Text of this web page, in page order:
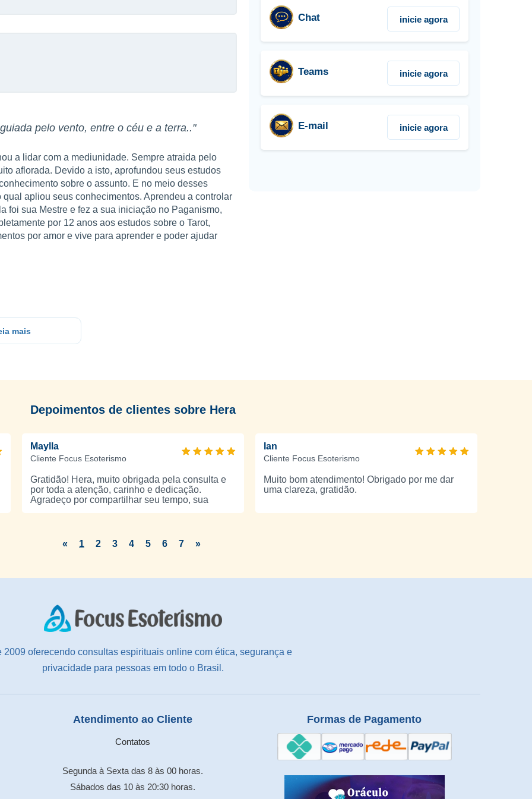
pelo vento, entre o céu e a terra.."
a lidar com a mediunidade. Sempre atraida pelo
aflorada. Devido a isto, aprofundou seus estudos
sobre o assunto. E no meio desses
apliou seus conhecimentos. Aprendeu a controlar
foi sua Mestre e fez a sua iniciação no Paganismo,
por 12 anos aos estudos sobre o Tarot,
por amor e vive para aprender e poder ajudar
mais
Chat inicie agora
Teams inicie agora
E-mail inicie agora
Depoimentos de clientes sobre Hera
Maylla
Cliente Focus Esoterismo
Gratidão! Hera, muito obrigada pela consulta e
por toda a atenção, carinho e dedicação.
Agradeço por compartilhar seu tempo, sua
iluminando o seu caminho, abençoando seu
dom e concedendo muita saúde, paz e
Ian
Cliente Focus Esoterismo
Muito bom atendimento! Obrigado por me dar
uma clareza, gratidão.
« 1 2 3 4 5 6 7 »
2009 oferecendo consultas espirituais online com ética, segurança e
privacidade para pessoas em todo o Brasil.
Atendimento ao Cliente
Contatos
Segunda à Sexta das 8 às 00 horas.
Sábados das 10 às 20:30 horas.
Formas de Pagamento